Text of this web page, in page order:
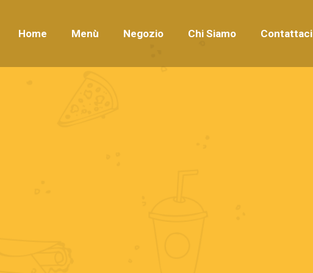
Home Menù Negozio Chi Siamo Contattaci